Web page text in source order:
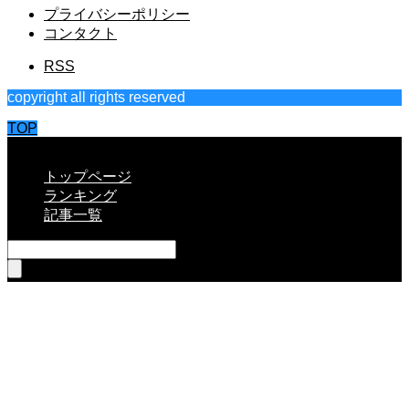
プライバシーポリシー
コンタクト
RSS
copyright all rights reserved
TOP
トップページ
ランキング
記事一覧